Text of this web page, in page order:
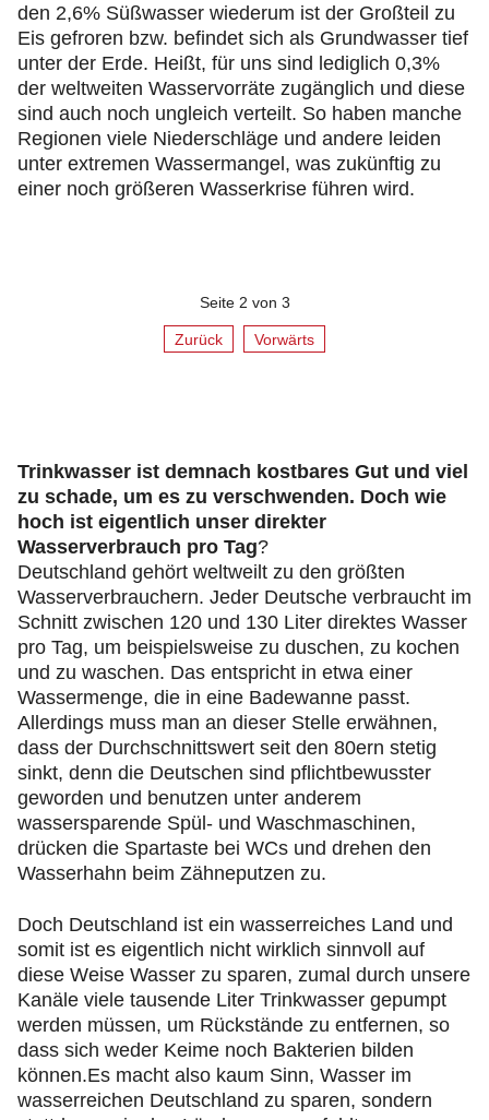
den 2,6% Süßwasser wiederum ist der Großteil zu
Eis gefroren bzw. befindet sich als Grundwasser tief
unter der Erde. Heißt, für uns sind lediglich 0,3%
der weltweiten Wasservorräte zugänglich und diese
sind auch noch ungleich verteilt. So haben manche
Regionen viele Niederschläge und andere leiden
unter extremen Wassermangel, was zukünftig zu
einer noch größeren Wasserkrise führen wird.
Seite 2 von 3
Zurück Vorwärts
Trinkwasser ist demnach kostbares Gut und viel
zu schade, um es zu verschwenden. Doch wie
hoch ist eigentlich unser direkter
Wasserverbrauch pro Tag?
Deutschland gehört weltweilt zu den größten
Wasserverbrauchern. Jeder Deutsche verbraucht im
Schnitt zwischen 120 und 130 Liter direktes Wasser
pro Tag, um beispielsweise zu duschen, zu kochen
und zu waschen. Das entspricht in etwa einer
Wassermenge, die in eine Badewanne passt.
Allerdings muss man an dieser Stelle erwähnen,
dass der Durchschnittswert seit den 80ern stetig
sinkt, denn die Deutschen sind pflichtbewusster
geworden und benutzen unter anderem
wassersparende Spül- und Waschmaschinen,
drücken die Spartaste bei WCs und drehen den
Wasserhahn beim Zähneputzen zu.
Doch Deutschland ist ein wasserreiches Land und
somit ist es eigentlich nicht wirklich sinnvoll auf
diese Weise Wasser zu sparen, zumal durch unsere
Kanäle viele tausende Liter Trinkwasser gepumpt
werden müssen, um Rückstände zu entfernen, so
dass sich weder Keime noch Bakterien bilden
können.Es macht also kaum Sinn, Wasser im
wasserreichen Deutschland zu sparen, sondern